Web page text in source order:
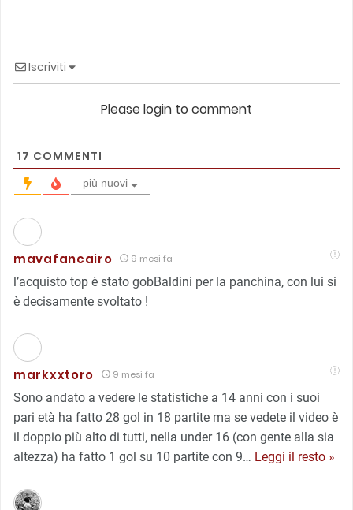
Iscriviti
Please login to comment
17 COMMENTI
più nuovi
mavafancairo 9 mesi fa
l’acquisto top è stato gobBaldini per la panchina, con lui si
è decisamente svoltato !
markxxtoro 9 mesi fa
Sono andato a vedere le statistiche a 14 anni con i suoi
pari età ha fatto 28 gol in 18 partite ma se vedete il video è
il doppio più alto di tutti, nella under 16 (con gente alla sia
altezza) ha fatto 1 gol su 10 partite con 9… Leggi il resto »